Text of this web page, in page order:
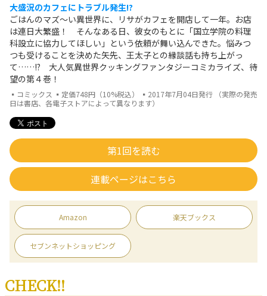
大盛況のカフェにトラブル発生!?
ごはんのマズ～い異世界に、リサがカフェを開店して一年。お店
は連日大繁盛！ そんなある日、彼女のもとに「国立学院の料理
科設立に協力してほしい」という依頼が舞い込んできた。悩みつ
つも受けることを決めた矢先、王太子との縁談話も持ち上がっ
て……!? 大人気異世界クッキングファンタジーコミカライズ、待
望の第４巻！
▪コミックス ▪定価748円（10%税込） ▪2017年7月04日発行 （実際の発売
日は書店、各電子ストアによって異なります）
第1回を読む
連載ページはこちら
Amazon 楽天ブックス
セブンネットショッピング
CHECK!!